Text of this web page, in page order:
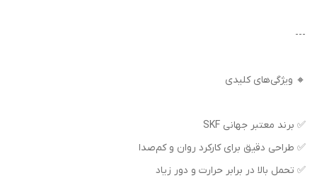
---
🔸 ویژگی‌های کلیدی
✅ برند معتبر جهانی SKF
✅ طراحی دقیق برای کارکرد روان و کم‌صدا
✅ تحمل بالا در برابر حرارت و دور زیاد